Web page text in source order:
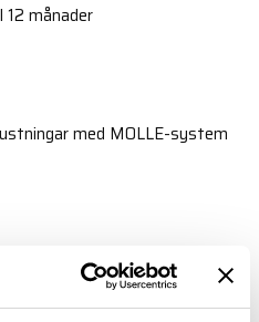
månader
med MOLLE-system